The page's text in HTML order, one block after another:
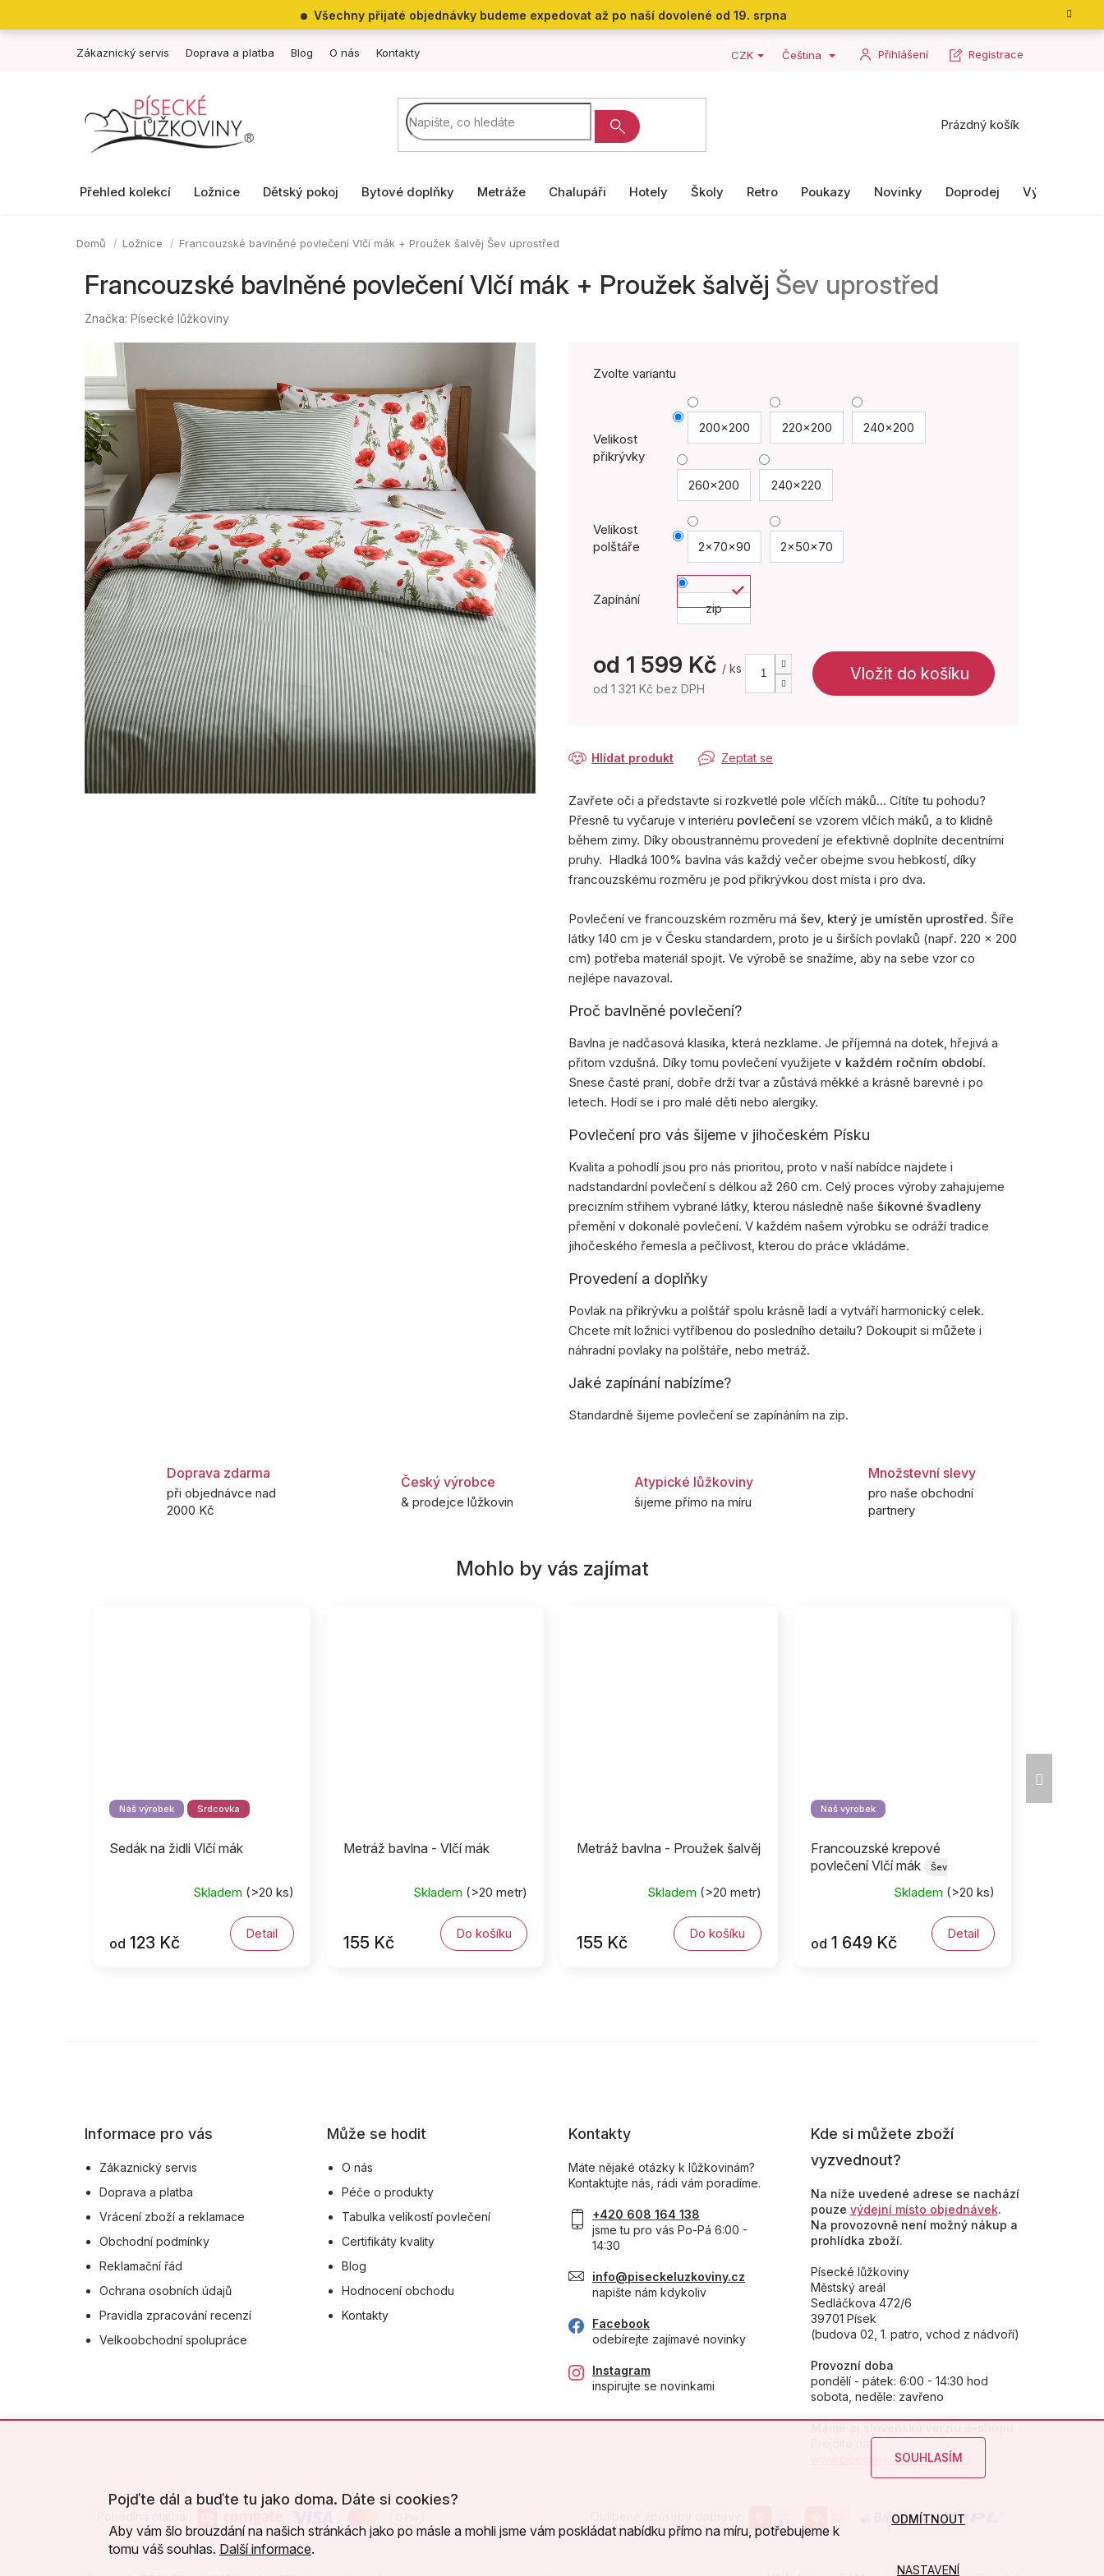
Pojďte dál a buďte tu jako doma. Dáte si cookies?
Aby vám šlo brouzdání na našich stránkách jako po másle a mohli jsme vám poskládat nabídku přímo na míru, potřebujeme k
tomu váš souhlas. Další informace.
SOUHLASÍM
NASTAVENÍ
ODMÍTNOUT
Všechny přijaté objednávky budeme expedovat až po naší dovolené od 19. srpna
Zákaznický servis Doprava a platba Blog O nás Kontakty CZK Čeština Přihlášení Registrace
Nákupní
Prázdný košík
Přehled kolekcí Ložnice Dětský pokoj Bytové doplňky Metráže Chalupáři Hotely Školy Retro Poukazy Novinky Doprodej Výrobky II.
Domů Ložnice Francouzské bavlněné povlečení Vlčí mák + Proužek šalvěj Šev uprostřed
Francouzské bavlněné povlečení Vlčí mák + Proužek šalvěj Šev uprostřed
Značka: Písecké lůžkoviny
Zvolte variantu
Velikost
přikrývky
200x200 220x200 240x200
260x200 240x220
Velikost
polštáře
2x70x90 2x50x70
Zapínání
zip
od 1 599 Kč / ks
od 1 321 Kč bez DPH
Vložit do košíku
Zeptat se
Hlídat produkt
Zavřete oči a představte si rozkvetlé pole vlčích máků… Cítíte tu pohodu?
Přesně tu vyčaruje v interiéru povlečení se vzorem vlčích máků, a to klidně
během zimy. Díky oboustrannému provedení je efektivně doplníte decentními
pruhy. Hladká 100% bavlna vás každý večer obejme svou hebkostí, díky
francouzskému rozměru je pod přikrývkou dost místa i pro dva.
Povlečení ve francouzském rozměru má šev, který je umístěn uprostřed. Šíře
látky 140 cm je v Česku standardem, proto je u širších povlaků (např. 220 × 200
cm) potřeba materiál spojit. Ve výrobě se snažíme, aby na sebe vzor co
nejlépe navazoval.
Proč bavlněné povlečení?
Bavlna je nadčasová klasika, která nezklame. Je příjemná na dotek, hřejivá a
přitom vzdušná. Díky tomu povlečení využijete v každém ročním období.
Snese časté praní, dobře drží tvar a zůstává měkké a krásně barevné i po
letech. Hodí se i pro malé děti nebo alergiky.
Povlečení pro vás šijeme v jihočeském Písku
Kvalita a pohodlí jsou pro nás prioritou, proto v naší nabídce najdete i
nadstandardní povlečení s délkou až 260 cm. Celý proces výroby zahajujeme
precizním střihem vybrané látky, kterou následně naše šikovné švadleny
přemění v dokonalé povlečení. V každém našem výrobku se odráží tradice
jihočeského řemesla a pečlivost, kterou do práce vkládáme.
Provedení a doplňky
Povlak na přikrývku a polštář spolu krásně ladí a vytváří harmonický celek.
Chcete mít ložnici vytříbenou do posledního detailu? Dokoupit si můžete i
náhradní povlaky na polštáře, nebo metráž.
Jaké zapínání nabízíme?
Standardně šijeme povlečení se zapínáním na zip.
Doprava zdarma
při objednávce nad
2000 Kč
Český výrobce
& prodejce lůžkovin
Atypické lůžkoviny
šijeme přímo na míru
Množstevní slevy
pro naše obchodní
partnery
Náš výrobek Srdcovka
Sedák na židli Vlčí mák
Skladem (>20 ks)
od 123 Kč Detail
Metráž bavlna - Vlčí mák
Skladem (>20 metr)
155 Kč Do košíku
Metráž bavlna - Proužek šalvěj
Skladem (>20 metr)
155 Kč Do košíku
Náš výrobek
Francouzské krepové
povlečení Vlčí mák
Šev
Skladem (>20 ks)
od 1 649 Kč Detail
Informace pro vás
Zákaznický servis
Doprava a platba
Vrácení zboží a reklamace
Obchodní podmínky
Reklamační řád
Ochrana osobních údajů
Pravidla zpracování recenzí
Velkoobchodní spolupráce
Může se hodit
O nás
Péče o produkty
Tabulka velikostí povlečení
Certifikáty kvality
Blog
Hodnocení obchodu
Kontakty
Kontakty
Máte nějaké otázky k lůžkovinám?
Kontaktujte nás, rádi vám poradíme.
+420 608 164 138
jsme tu pro vás Po-Pá 6:00 -
14:30
info@piseckeluzkoviny.cz
napište nám kdykoliv
Facebook
odebírejte zajímavé novinky
Instagram
inspirujte se novinkami
Kde si můžete zboží
vyzvednout?
Na níže uvedené adrese se nachází
pouze výdejní místo objednávek.
Na provozovně není možný nákup a
prohlídka zboží.
Písecké lůžkoviny
Městský areál
Sedláčkova 472/6
39701 Písek
(budova 02, 1. patro, vchod z nádvoří)
Provozní doba
pondělí - pátek: 6:00 - 14:30 hod
sobota, neděle: zavřeno
www.piseckeluzkoviny.cz/sk/